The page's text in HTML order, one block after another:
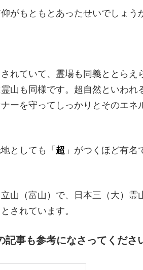
がもともとあったせいでしょう
れていて、霊場も同義ととらえ
山も同様です。超自然といわれ
ーを守ってしっかりとそのエネ
としても 「 超 」 がつくほど有名
山（富山）で、日本三（大）霊
されています。
記事も参考になさってくださ